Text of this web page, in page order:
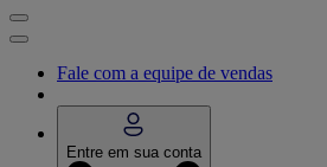
Fale com a equipe de vendas
Entre em sua conta